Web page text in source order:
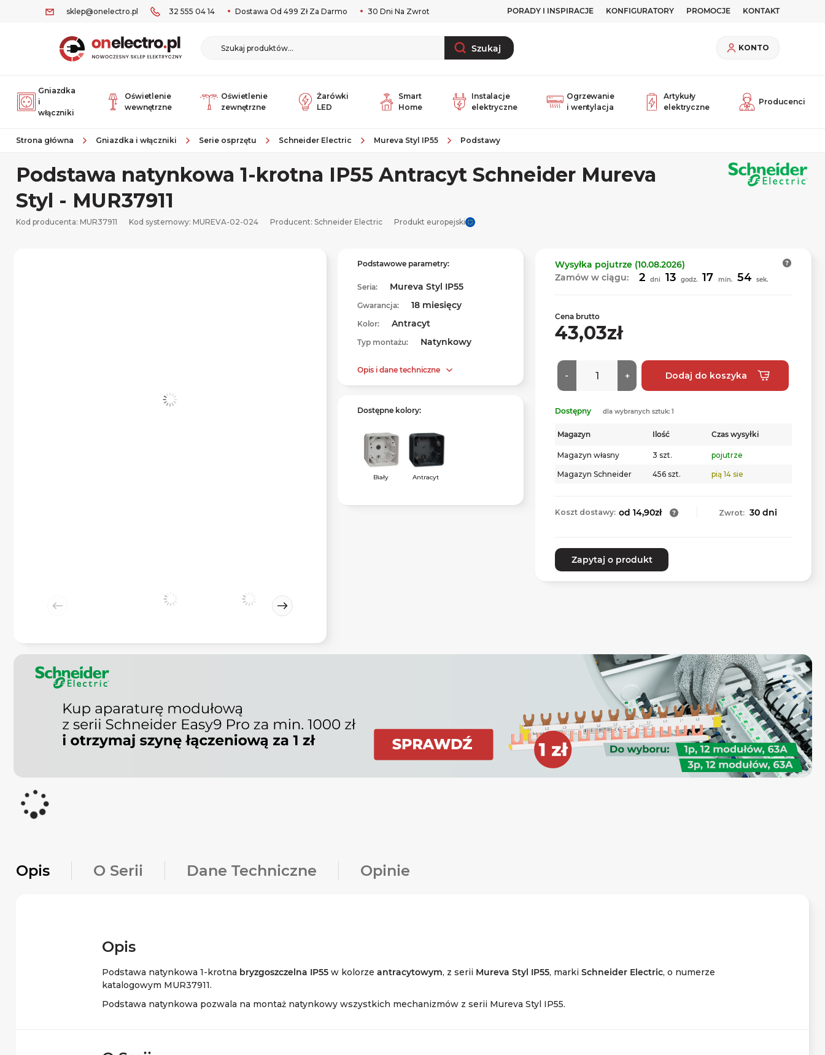
sklep@onelectro.pl 32 555 04 14 Dostawa Od 499 Zł Za Darmo 30 Dni Na Zwrot PORADY I INSPIRACJE KONFIGURATORY PROMOCJE KONTAKT
Szukaj KONTO
Gniazdka
i
włączniki
Oświetlenie
wewnętrzne
Oświetlenie
zewnętrzne
Żarówki
LED
Smart
Home
Instalacje
elektryczne
Ogrzewanie
i wentylacja
Artykuły
elektryczne
Producenci
Strona główna Gniazdka i włączniki Serie osprzętu Schneider Electric Mureva Styl IP55 Podstawy
Podstawa natynkowa 1-krotna IP55 Antracyt Schneider Mureva
Styl - MUR37911
Kod producenta: MUR37911 Kod systemowy: MUREVA-02-024 Producent: Schneider Electric Produkt europejski
Wysyłka pojutrze (10.08.2026)
Zamów w ciągu:
2 dni 13 godz. 17 min. 53 sek.
Cena brutto
43,03zł
Dostępny dla wybranych sztuk: 1
Magazyn Ilość Czas wysyłki
Magazyn własny 3 szt. pojutrze
Magazyn Schneider 456 szt. pią 14 sie
Koszt dostawy: od 14,90zł Zwrot: 30 dni
Zapytaj o produkt
Podstawowe parametry:
Seria: Mureva Styl IP55
Gwarancja: 18 miesięcy
Kolor: Antracyt
Typ montażu: Natynkowy
Opis i dane techniczne
Dostępne kolory:
Biały Antracyt
Opis O Serii Dane Techniczne Opinie
Opis
Podstawa natynkowa 1-krotna bryzgoszczelna IP55 w kolorze antracytowym, z serii Mureva Styl IP55, marki Schneider Electric, o numerze
katalogowym MUR37911.
Podstawa natynkowa pozwala na montaż natynkowy wszystkich mechanizmów z serii Mureva Styl IP55.